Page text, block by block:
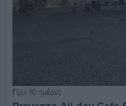
Πριν 10 ημέρες